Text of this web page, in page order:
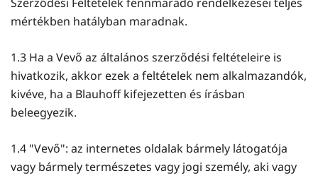
mértékben hatályban maradnak.
1.3 Ha a Vevő az általános szerződési feltételeire is
hivatkozik, akkor ezek a feltételek nem alkalmazandók,
kivéve, ha a Blauhoff kifejezetten és írásban
beleegyezik.
1.4 "Vevő": az internetes oldalak bármely látogatója
vagy bármely természetes vagy jogi személy, aki vagy